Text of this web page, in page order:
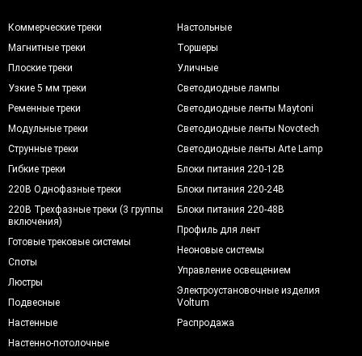
Коммерческие треки
Магнитные треки
Плоские треки
Узкие 5 мм треки
Ременные треки
Модульные треки
Струнные треки
Гибкие треки
220В Однофазные треки
220В Трехфазные треки (3 группы
включения)
Готовые трековые системы
Споты
Люстры
Подвесные
Настенные
Настенно-потолочные
Настольные
Торшеры
Уличные
Светодиодные лампы
Светодиодные ленты Maytoni
Светодиодные ленты Novotech
Светодиодные ленты Arte Lamp
Блоки питания 220-12В
Блоки питания 220-24В
Блоки питания 220-48В
Профиль для лент
Неоновые системы
Управление освещением
Электроустановочные изделия
Voltum
Распродажа